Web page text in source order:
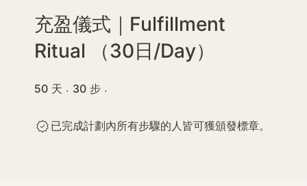
充盈儀式｜Fulfillment
Ritual （30日/Day）
50 天 50 天30 步
已完成計劃內所有步驟的人皆可獲頒發標章。